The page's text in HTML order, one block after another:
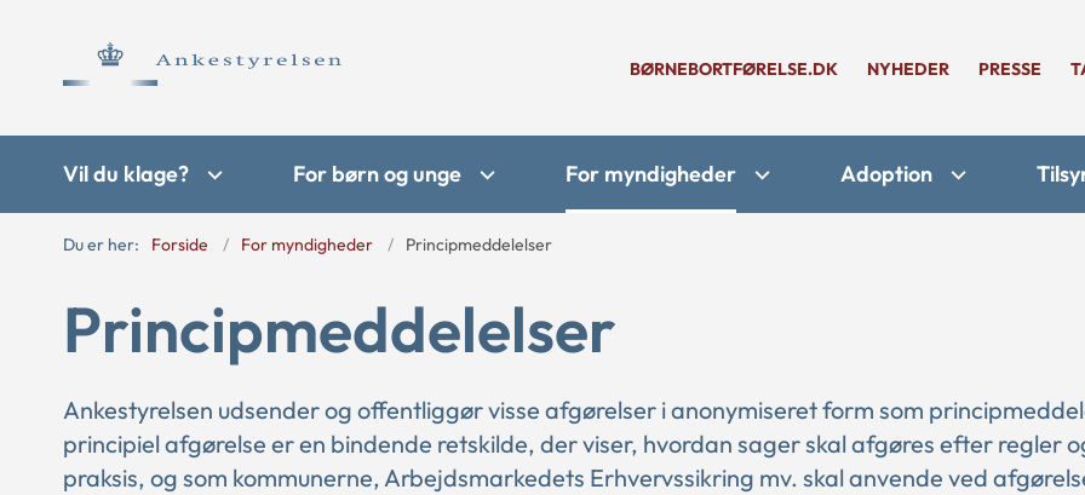
BØRNEBORTFØRELSE.DK NYHEDER PRESSE
Vil du klage? For børn og unge For myndigheder Adoption
Du er her: Forside For myndigheder Principmeddelelser
Principmeddelelser
Ankestyrelsen udsender og offentliggør visse afgørelser i anonymiseret form som
principiel afgørelse er en bindende retskilde, der viser, hvordan sager skal afgøres efter regler
praksis, og som kommunerne, Arbejdsmarkedets Erhvervssikring mv. skal anvende ved